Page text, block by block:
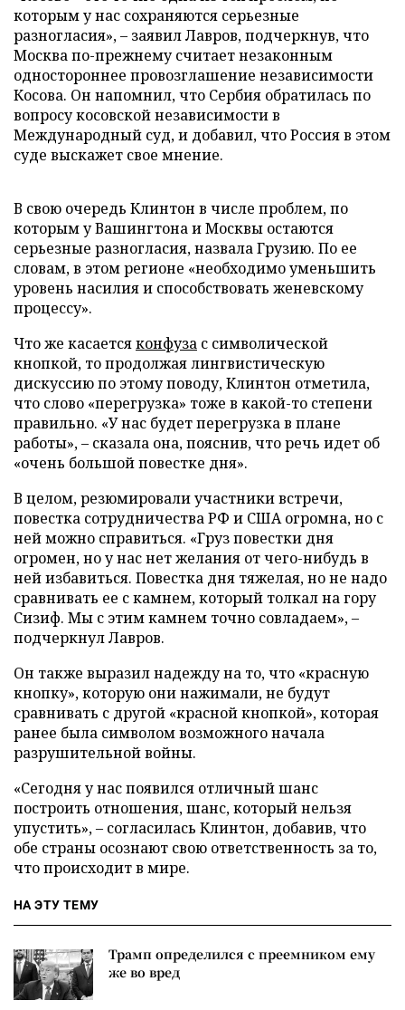
которым у нас сохраняются серьезные
разногласия», – заявил Лавров, подчеркнув, что
Москва по-прежнему считает незаконным
одностороннее провозглашение независимости
Косова. Он напомнил, что Сербия обратилась по
вопросу косовской независимости в
Международный суд, и добавил, что Россия в этом
суде выскажет свое мнение.
В свою очередь Клинтон в числе проблем, по
которым у Вашингтона и Москвы остаются
серьезные разногласия, назвала Грузию. По ее
словам, в этом регионе «необходимо уменьшить
уровень насилия и способствовать женевскому
процессу».
Что же касаетсяконфуза с символической
кнопкой, то продолжая лингвистическую
дискуссию по этому поводу, Клинтон отметила,
что слово «перегрузка» тоже в какой-то степени
правильно. «У нас будет перегрузка в плане
работы», – сказала она, пояснив, что речь идет об
«очень большой повестке дня».
В целом, резюмировали участники встречи,
повестка сотрудничества РФ и США огромна, но с
ней можно справиться. «Груз повестки дня
огромен, но у нас нет желания от чего-нибудь в
ней избавиться. Повестка дня тяжелая, но не надо
сравнивать ее с камнем, который толкал на гору
Сизиф. Мы с этим камнем точно совладаем», –
подчеркнул Лавров.
Он также выразил надежду на то, что «красную
кнопку», которую они нажимали, не будут
сравнивать с другой «красной кнопкой», которая
ранее была символом возможного начала
разрушительной войны.
«Сегодня у нас появился отличный шанс
построить отношения, шанс, который нельзя
упустить», – согласилась Клинтон, добавив, что
обе страны осознают свою ответственность за то,
что происходит в мире.
НА ЭТУ ТЕМУ
Трамп определился с преемником ему
же во вред